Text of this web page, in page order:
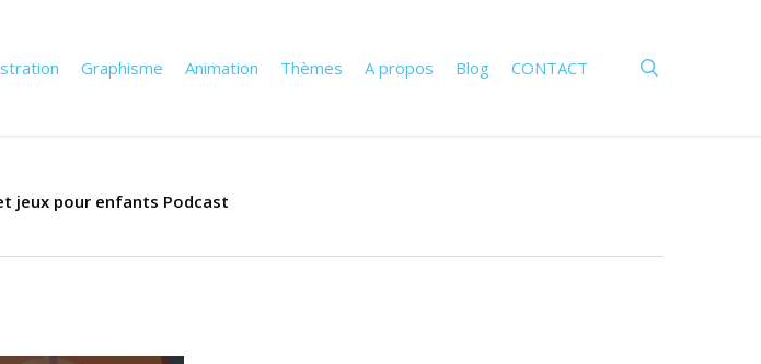
Graphisme Animation Thèmes A propos Blog CONTACT
jeux pour enfants Podcast